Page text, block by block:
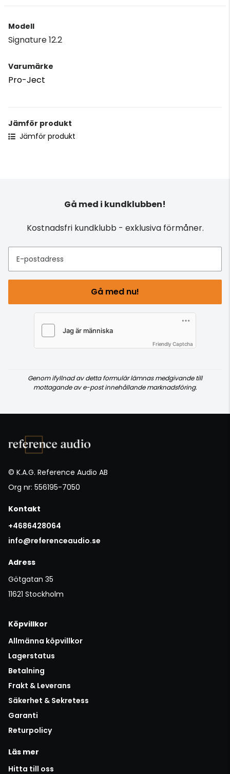
Modell
Signature 12.2
Varumärke
Pro-Ject
Jämför produkt
Jämför produkt
Gå med i kundklubben!
Kostnadsfri kundklubb - exklusiva förmåner.
E-postadress
Gå med nu!
Friendly Captcha
Genom ifyllnad av detta formulär lämnas medgivande till
mottagande av e-post innehållande marknadsföring.
© K.A.G. Reference Audio AB
Org nr: 556195-7050
Kontakt
+4686428064
info@referenceaudio.se
Adress
Götgatan 35
11621 Stockholm
Köpvillkor
Allmänna köpvillkor
Lagerstatus
Betalning
Frakt & Leverans
Säkerhet & Sekretess
Garanti
Returpolicy
Läs mer
Hitta till oss